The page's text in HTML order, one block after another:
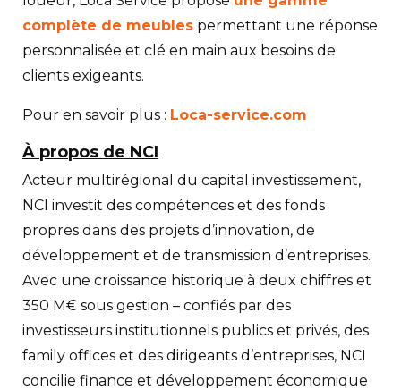
complète de meubles permettant une réponse
personnalisée et clé en main aux besoins de
clients exigeants.
Pour en savoir plus : Loca-service.com
À propos de NCI
Acteur multirégional du capital investissement,
NCI investit des compétences et des fonds
propres dans des projets d’innovation, de
développement et de transmission d’entreprises.
Avec une croissance historique à deux chiffres et
350 M€ sous gestion – confiés par des
investisseurs institutionnels publics et privés, des
family offices et des dirigeants d’entreprises, NCI
concilie finance et développement économique